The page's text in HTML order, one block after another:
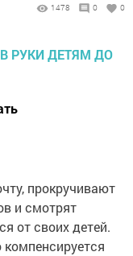
1478 0 0
прокручивают
и смотрят
от своих детей.